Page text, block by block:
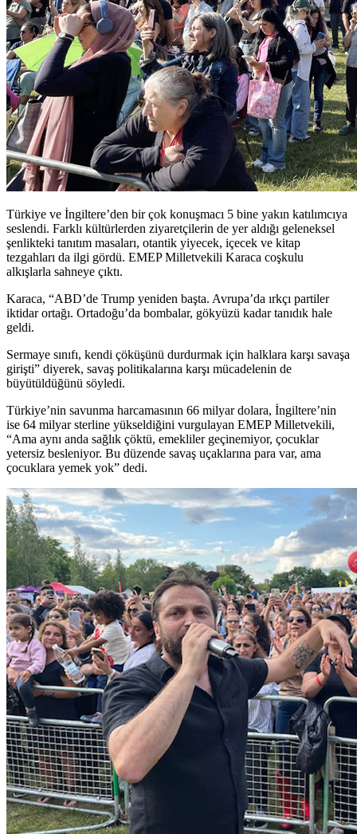
Türkiye ve İngiltere’den bir çok konuşmacı 5 bine yakın katılımcıya
seslendi. Farklı kültürlerden ziyaretçilerin de yer aldığı geleneksel
şenlikteki tanıtım masaları, otantik yiyecek, içecek ve kitap
tezgahları da ilgi gördü. EMEP Milletvekili Karaca coşkulu
alkışlarla sahneye çıktı.
Karaca, “ABD’de Trump yeniden başta. Avrupa’da ırkçı partiler
iktidar ortağı. Ortadoğu’da bombalar, gökyüzü kadar tanıdık hale
geldi.
Sermaye sınıfı, kendi çöküşünü durdurmak için halklara karşı savaşa
girişti” diyerek, savaş politikalarına karşı mücadelenin de
büyütüldüğünü söyledi.
Türkiye’nin savunma harcamasının 66 milyar dolara, İngiltere’nin
ise 64 milyar sterline yükseldiğini vurgulayan EMEP Milletvekili,
“Ama aynı anda sağlık çöktü, emekliler geçinemiyor, çocuklar
yetersiz besleniyor. Bu düzende savaş uçaklarına para var, ama
çocuklara yemek yok” dedi.